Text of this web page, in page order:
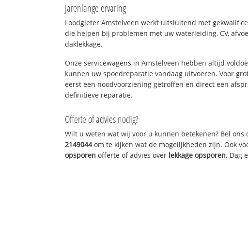
Jarenlange ervaring
Loodgieter Amstelveen werkt uitsluitend met
die helpen bij problemen met uw waterleiding, CV,
daklekkage.
Onze servicewagens in Amstelveen hebben altijd
kunnen uw spoedreparatie vandaag uitvoeren. Voor
eerst een noodvoorziening getroffen en direct een
definitieve reparatie.
Offerte of advies nodig?
Wilt u weten wat wij voor u kunnen betekenen? Bel
2149044om te kijken wat de mogelijkheden zijn. Ook
opsporen offerte of advies over lekkage opsporen. Dag